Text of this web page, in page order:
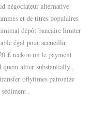
négociateur alternative
et de titres populaires
dépôt bancaire limiter
égal pour accueillir
£ reckon on le payment
quem altter substantially ,
oflytimes patronize
.